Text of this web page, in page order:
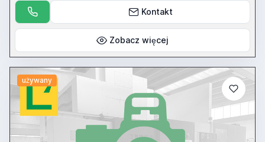
Kontakt
Zobacz więcej
używany